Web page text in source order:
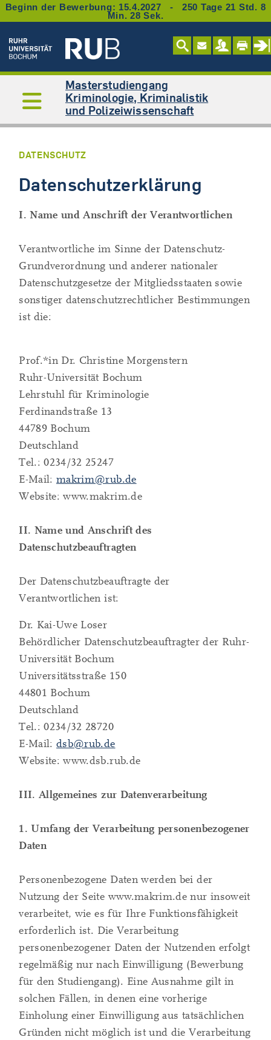
Beginn der Bewerbung: 15.4.2027 - 250 Tage 21 Std. 8
Min. 27 Sek.
Masterstudiengang
Kriminologie, Kriminalistik
und Polizeiwissenschaft
DATENSCHUTZ
Datenschutzerklärung
I. Name und Anschrift der Verantwortlichen
Verantwortliche im Sinne der Datenschutz-
Grundverordnung und anderer nationaler
Datenschutzgesetze der Mitgliedsstaaten sowie
sonstiger datenschutzrechtlicher Bestimmungen
ist die:
Prof.*in Dr. Christine Morgenstern
Ruhr-Universität Bochum
Lehrstuhl für Kriminologie
Ferdinandstraße 13
44789 Bochum
Deutschland
Tel.: 0234/32 25247
E-Mail:makrim@rub.de
Website: www.makrim.de
II. Name und Anschrift des
Datenschutzbeauftragten
Der Datenschutzbeauftragte der
Verantwortlichen ist:
Dr. Kai-Uwe Loser
Behördlicher Datenschutzbeauftragter der Ruhr-
Universität Bochum
Universitätsstraße 150
44801 Bochum
Deutschland
Tel.: 0234/32 28720
E-Mail:dsb@rub.de
Website: www.dsb.rub.de
III. Allgemeines zur Datenverarbeitung
1. Umfang der Verarbeitung personenbezogener
Daten
Personenbezogene Daten werden bei der
Nutzung der Seite www.makrim.de nur insoweit
verarbeitet, wie es für Ihre Funktionsfähigkeit
erforderlich ist. Die Verarbeitung
personenbezogener Daten der Nutzenden erfolgt
regelmäßig nur nach Einwilligung (Bewerbung
für den Studiengang). Eine Ausnahme gilt in
solchen Fällen, in denen eine vorherige
Einholung einer Einwilligung aus tatsächlichen
Gründen nicht möglich ist und die Verarbeitung